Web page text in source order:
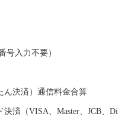
ていることからサーフィンの聖
地区で作られる「安納芋」が有
見かける機会も多い「安納
芋をご堪能ください。 また、現
号入力不要）
ん決済）通信料金合算
決済（VISA、Master、JCB、Di